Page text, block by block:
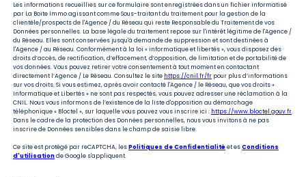
Les informations recueillies sur ce formulaire sont enregistrées dans un fichier informatisé
par La Boite Immo agissant comme Sous-traitant du traitement pour la gestion de la
clientèle/prospects de l'Agence / du Réseau qui reste Responsable du Traitement de vos
Données personnelles. La base légale du traitement repose sur l'intérêt légitime de l'Agence /
du Réseau. Elles sont conservées jusqu'à demande de suppression et sont destinées à
l'Agence / au Réseau. Conformément à la loi « informatique et libertés », vous disposez des
droits d’accès, de rectification, d’effacement, d’opposition, de limitation et de portabilité de
vos données. Vous pouvez retirer votre consentement à tout moment en contactant
directement l’Agence / Le Réseau. Consultez le site https://cnil.fr/fr pour plus d’informations
sur vos droits. Si vous estimez, après avoir contacté l'Agence / le Réseau, que vos droits «
Informatique et Libertés » ne sont pas respectés, vous pouvez adresser une réclamation à la
CNIL. Nous vous informons de l’existence de la liste d'opposition au démarchage
téléphonique « Bloctel », sur laquelle vous pouvez vous inscrire ici : https://www.bloctel.gouv.fr.
Dans le cadre de la protection des Données personnelles, nous vous invitons à ne pas
inscrire de Données sensibles dans le champ de saisie libre.
Ce site est protégé par reCAPTCHA, lesPolitiques de Confidentialitéet esConditions
d'utilisationde Google s'appliquent.